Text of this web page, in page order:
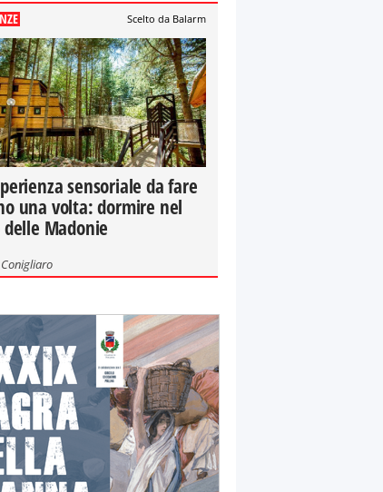
Scelto da Balarm
sensoriale da fare
una volta: dormire nel
delle Madonie